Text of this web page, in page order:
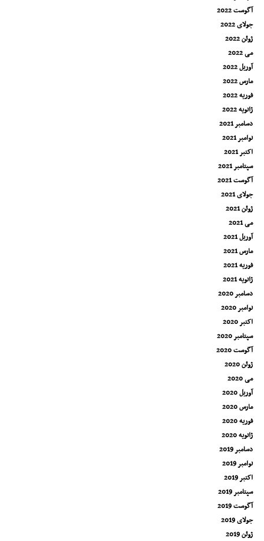
آگوست 2022
جولای 2022
ژوئن 2022
می 2022
آوریل 2022
مارس 2022
فوریه 2022
ژانویه 2022
دسامبر 2021
نوامبر 2021
اکتبر 2021
سپتامبر 2021
آگوست 2021
جولای 2021
ژوئن 2021
می 2021
آوریل 2021
مارس 2021
فوریه 2021
ژانویه 2021
دسامبر 2020
نوامبر 2020
اکتبر 2020
سپتامبر 2020
آگوست 2020
ژوئن 2020
می 2020
آوریل 2020
مارس 2020
فوریه 2020
ژانویه 2020
دسامبر 2019
نوامبر 2019
اکتبر 2019
سپتامبر 2019
آگوست 2019
جولای 2019
ژوئن 2019